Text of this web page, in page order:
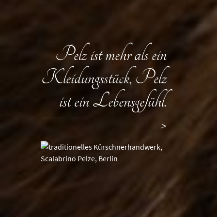
Pelz ist mehr als ein
Kleidungsstück, Pelz
ist ein Lebensgefühl.
>